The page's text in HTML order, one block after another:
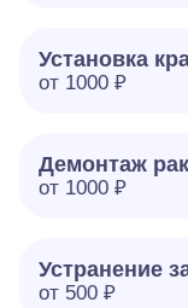
Установка
от 1000 ₽
Демонтаж
от 1000 ₽
Устранение
от 500 ₽